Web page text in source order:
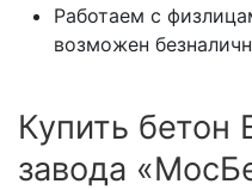
Работаем с
возможен
Купить бетон
завода